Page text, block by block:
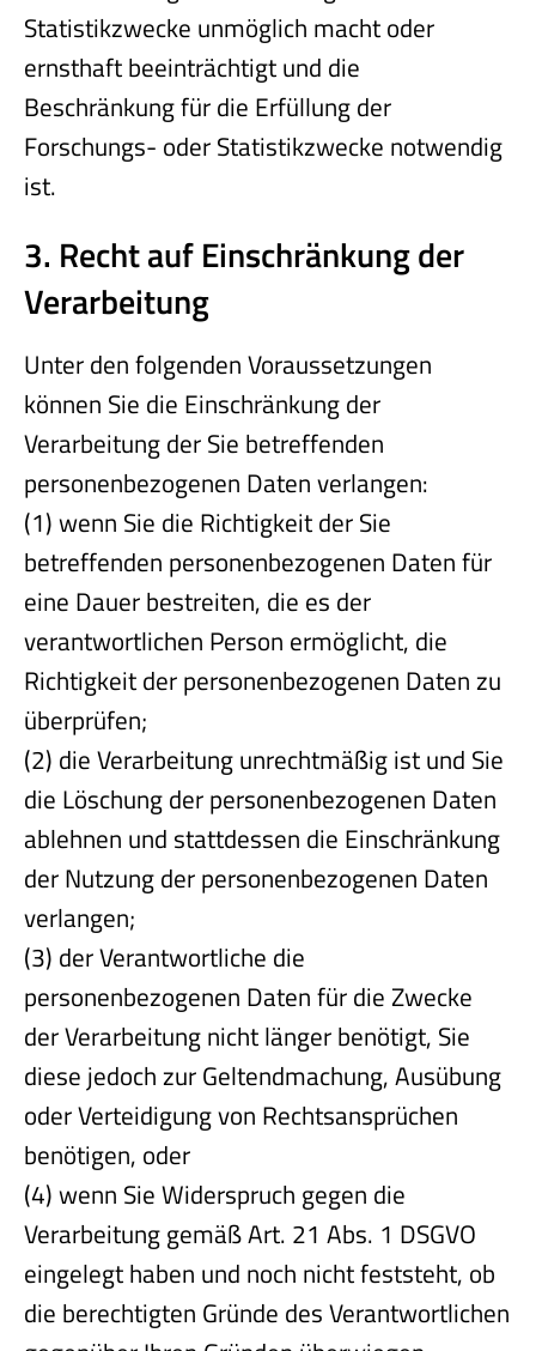
Statistikzwecke unmöglich macht oder
ernsthaft beeinträchtigt und die
Beschränkung für die Erfüllung der
Forschungs- oder Statistikzwecke notwendig
ist.
3. Recht auf Einschränkung der
Verarbeitung
Unter den folgenden Voraussetzungen
können Sie die Einschränkung der
Verarbeitung der Sie betreffenden
personenbezogenen Daten verlangen:
(1) wenn Sie die Richtigkeit der Sie
betreffenden personenbezogenen Daten für
eine Dauer bestreiten, die es der
verantwortlichen Person ermöglicht, die
Richtigkeit der personenbezogenen Daten zu
überprüfen;
(2) die Verarbeitung unrechtmäßig ist und Sie
die Löschung der personenbezogenen Daten
ablehnen und stattdessen die Einschränkung
der Nutzung der personenbezogenen Daten
verlangen;
(3) der Verantwortliche die
personenbezogenen Daten für die Zwecke
der Verarbeitung nicht länger benötigt, Sie
diese jedoch zur Geltendmachung, Ausübung
oder Verteidigung von Rechtsansprüchen
benötigen, oder
(4) wenn Sie Widerspruch gegen die
Verarbeitung gemäß Art. 21 Abs. 1 DSGVO
eingelegt haben und noch nicht feststeht, ob
die berechtigten Gründe des Verantwortlichen